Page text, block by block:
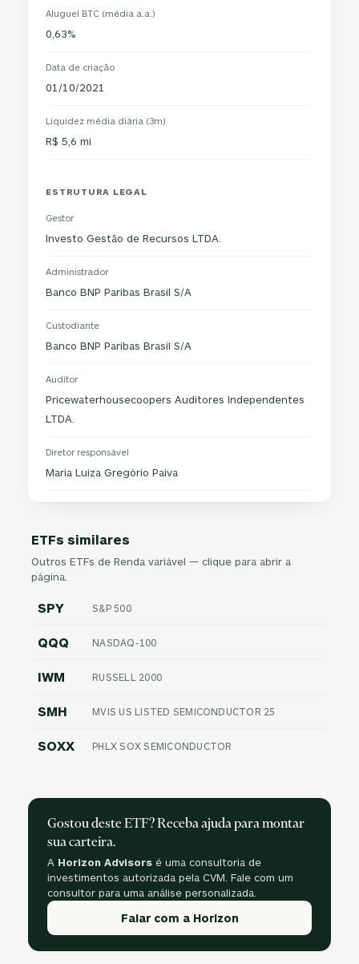
Aluguel BTC (média a.a.)
0,63%
Data de criação
01/10/2021
Liquidez média diária (3m)
R$ 5,6 mi
ESTRUTURA LEGAL
Gestor
Investo Gestão de Recursos LTDA.
Administrador
Banco BNP Paribas Brasil S/A
Custodiante
Banco BNP Paribas Brasil S/A
Auditor
Pricewaterhousecoopers Auditores Independentes
LTDA.
Diretor responsável
Maria Luiza Gregório Paiva
ETFs similares
Outros ETFs de Renda variável — clique para abrir a
página.
SPY S&P 500
QQQ NASDAQ-100
IWM RUSSELL 2000
SMH MVIS US LISTED SEMICONDUCTOR 25
SOXX PHLX SOX SEMICONDUCTOR
Gostou deste ETF? Receba ajuda para montar
sua carteira.
A Horizon Advisors é uma consultoria de
investimentos autorizada pela CVM. Fale com um
consultor para uma análise personalizada.
Falar com a Horizon